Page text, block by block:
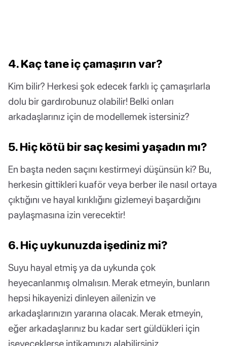
4. Kaç tane iç çamaşırın var?
Kim bilir? Herkesi şok edecek farklı iç çamaşırlarla
dolu bir gardırobunuz olabilir! Belki onları
arkadaşlarınız için de modellemek istersiniz?
5. Hiç kötü bir saç kesimi yaşadın mı?
En başta neden saçını kestirmeyi düşünsün ki? Bu,
herkesin gittikleri kuaför veya berber ile nasıl ortaya
çıktığını ve hayal kırıklığını gizlemeyi başardığını
paylaşmasına izin verecektir!
6. Hiç uykunuzda işediniz mi?
Suyu hayal etmiş ya da uykunda çok
heyecanlanmış olmalısın. Merak etmeyin, bunların
hepsi hikayenizi dinleyen ailenizin ve
arkadaşlarınızın yararına olacak. Merak etmeyin,
eğer arkadaşlarınız bu kadar sert güldükleri için
işeyeceklerse intikamınızı alabilirsiniz.